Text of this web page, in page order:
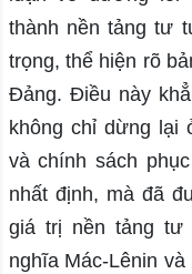
thành nền tảng tư
trọng, thể hiện rõ
Đảng. Điều này
không chỉ dừng lại
và chính sách
nhất định, mà đã
giá trị nền tảng tư
nghĩa Mác-Lênin